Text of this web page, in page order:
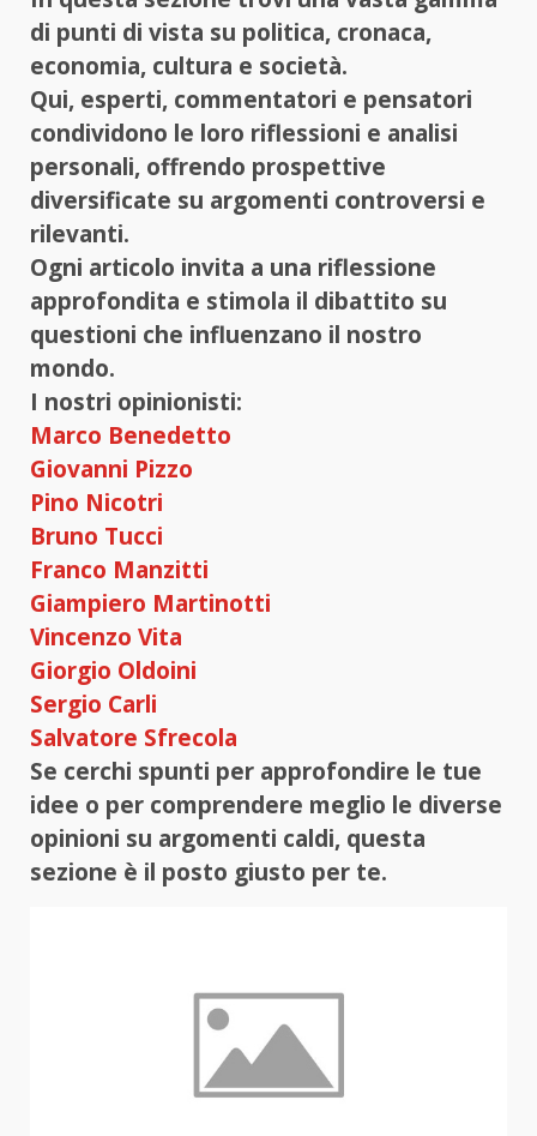
di punti di vista su politica, cronaca,
economia, cultura e società.
Qui, esperti, commentatori e pensatori
condividono le loro riflessioni e analisi
personali, offrendo prospettive
diversificate su argomenti controversi e
rilevanti.
Ogni articolo invita a una riflessione
approfondita e stimola il dibattito su
questioni che influenzano il nostro
mondo.
I nostri opinionisti:
Marco Benedetto
Giovanni Pizzo
Pino Nicotri
Bruno Tucci
Franco Manzitti
Giampiero Martinotti
Vincenzo Vita
Giorgio Oldoini
Sergio Carli
Salvatore Sfrecola
Se cerchi spunti per approfondire le tue
idee o per comprendere meglio le diverse
opinioni su argomenti caldi, questa
sezione è il posto giusto per te.